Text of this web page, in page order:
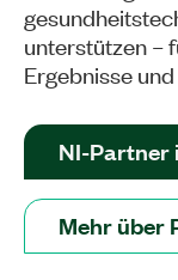
unterstützen –
Ergebnisse
NI-Partner
Mehr über